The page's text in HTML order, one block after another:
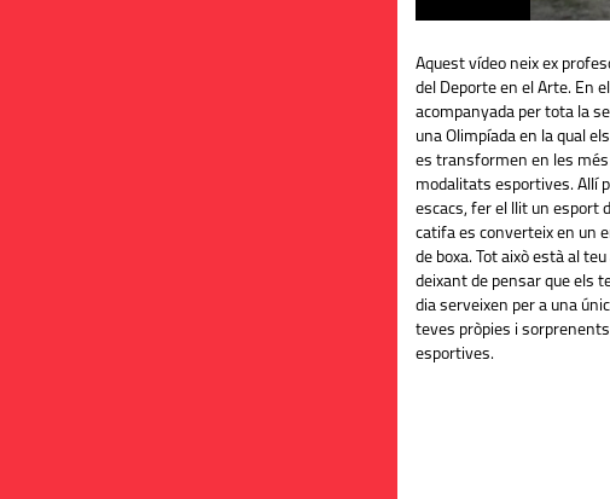
Aquest vídeo neix ex
del Deporte en el Arte. En
acompanyada per tota la
una Olimpíada en la qual
es transformen en les
modalitats esportives. Allí
escacs, fer el llit un esport
catifa es converteix en un
de boxa. Tot això està al
deixant de pensar que els
dia serveixen per a una
teves pròpies i
esportives.